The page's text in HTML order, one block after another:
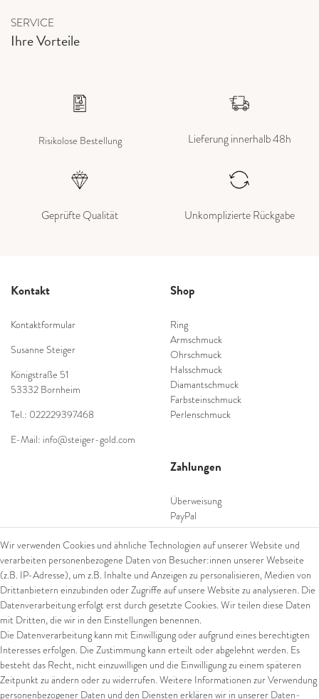
SERVICE
Ihre Vorteile
Risikolose Bestellung Lieferung innerhalb 48h
Geprüfte Qualität Unkomplizierte Rückgabe
Kontakt
Kontaktformular
Susanne Steiger
Königstraße 51
53332 Bornheim
Tel.: 022229397468
E-Mail: info@steiger-gold.com
Shop
Ring
Armschmuck
Ohrschmuck
Halsschmuck
Diamantschmuck
Farbsteinschmuck
Perlenschmuck
Zahlungen
Überweisung
PayPal
SEPA Lastschrift
giropay
Kreditkarte
Versand
UPS
FedEx
Wir verwenden Cookies und ähnliche Technologien auf unserer Website und
verarbeiten personenbezogene Daten von Besucher:innen unserer Webseite
(z.B. IP-Adresse), um z.B. Inhalte und Anzeigen zu personalisieren, Medien von
Drittanbietern einzubinden oder Zugriffe auf unsere Website zu analysieren. Die
Datenverarbeitung erfolgt erst durch gesetzte Cookies. Wir teilen diese Daten
mit Dritten, die wir in den Einstellungen benennen.
Die Datenverarbeitung kann mit Einwilligung oder aufgrund eines berechtigten
Interesses erfolgen. Die Zustimmung kann erteilt oder abgelehnt werden. Es
besteht das Recht, nicht einzuwilligen und die Einwilligung zu einem späteren
Zeitpunkt zu ändern oder zu widerrufen. Weitere Informationen zur Verwendung
personenbezogener Daten und den Diensten erklären wir in unserer Daten­